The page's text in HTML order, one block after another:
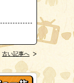
古い記事へ